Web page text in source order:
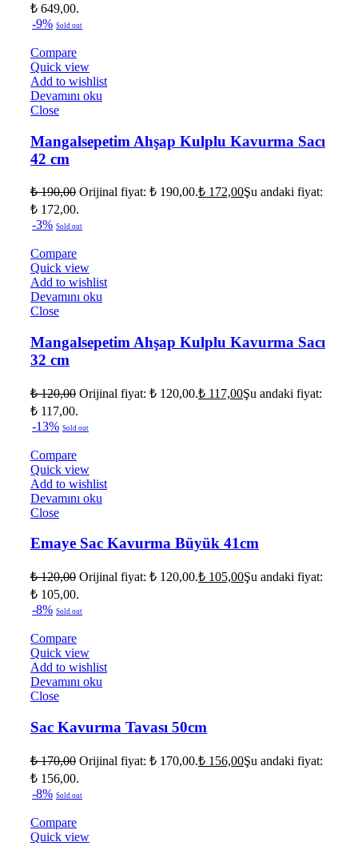
₺ 649,00.
-9% Sold out
Compare
Quick view
Add to wishlist
Devamını oku
Close
Mangalsepetim Ahşap Kulplu Kavurma Sacı
42 cm
₺190,00 Orijinal fiyat: ₺ 190,00.₺ 172,00Şu andaki fiyat:
₺ 172,00.
-3% Sold out
Compare
Quick view
Add to wishlist
Devamını oku
Close
Mangalsepetim Ahşap Kulplu Kavurma Sacı
32 cm
₺120,00 Orijinal fiyat: ₺ 120,00.₺ 117,00Şu andaki fiyat:
₺ 117,00.
-13% Sold out
Compare
Quick view
Add to wishlist
Devamını oku
Close
Emaye Sac Kavurma Büyük 41cm
₺120,00 Orijinal fiyat: ₺ 120,00.₺ 105,00Şu andaki fiyat:
₺ 105,00.
-8% Sold out
Compare
Quick view
Add to wishlist
Devamını oku
Close
Sac Kavurma Tavası 50cm
₺170,00 Orijinal fiyat: ₺ 170,00.₺ 156,00Şu andaki fiyat:
₺ 156,00.
-8% Sold out
Compare
Quick view